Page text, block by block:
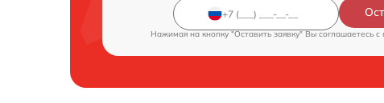
Нажимая на кнопку "Оставить заявку" Вы соглашаетесь c